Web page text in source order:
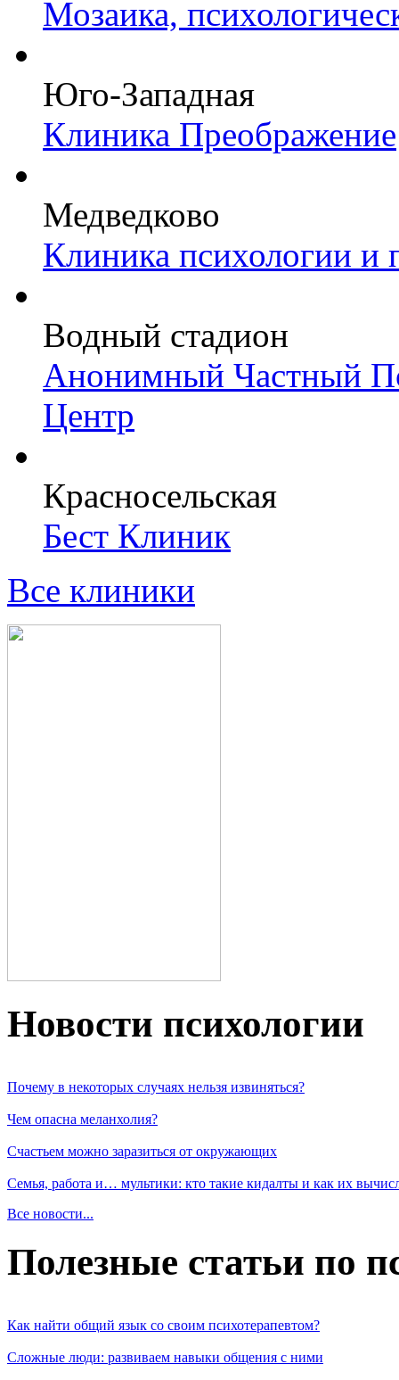
Мозаика,
Юго-Западная
Клиника Преображение
Медведково
Клиника психологии и
Водный стадион
Анонимный Частный
Центр
Красносельская
Бест Клиник
Все клиники
Новости пcихологии
Почему в некоторых случаях нельзя извиняться?
Чем опасна меланхолия?
Счастьем можно заразиться от окружающих
Семья, работа и… мультики: кто такие кидалты и как их
Все новости...
Полезные статьи по
Как найти общий язык со своим психотерапевтом?
Сложные люди: развиваем навыки общения с ними